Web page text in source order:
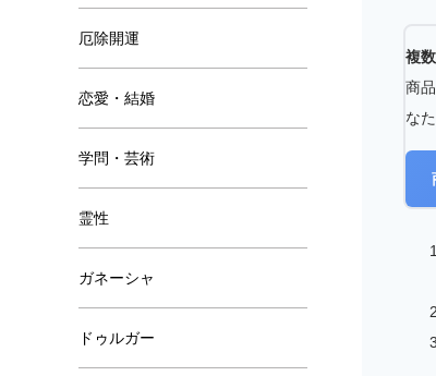
厄除開運
恋愛・結婚
学問・芸術
霊性
ガネーシャ
ドゥルガー